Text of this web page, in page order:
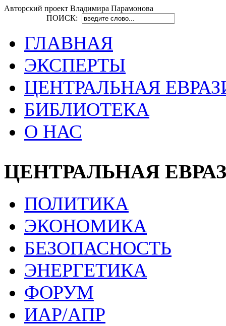
Авторский проект Владимира Парамонова
ПОИСК:
ГЛАВНАЯ
ЭКСПЕРТЫ
ЦЕНТРАЛЬНАЯ
БИБЛИОТЕКА
О НАС
ЦЕНТРАЛЬНАЯ
ПОЛИТИКА
ЭКОНОМИКА
БЕЗОПАСНОСТЬ
ЭНЕРГЕТИКА
ФОРУМ
ИАР/АПР